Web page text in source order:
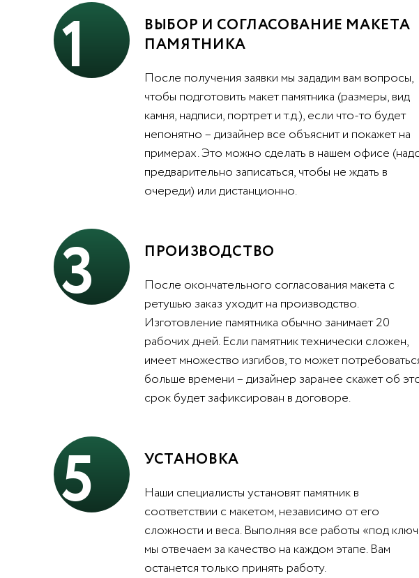
1
ВЫБОР И СОГЛАСОВАНИЕ МАКЕТА
ПАМЯТНИКА
После получения заявки мы зададим вам вопросы,
чтобы подготовить макет памятника (размеры, вид
камня, надписи, портрет и т.д.), если что-то будет
непонятно – дизайнер все объяснит и покажет на
примерах. Это можно сделать в нашем офисе
предварительно записаться, чтобы не ждать в
очереди) или дистанционно.
3 ПРОИЗВОДСТВО
После окончательного согласования макета с
ретушью заказ уходит на производство.
Изготовление памятника обычно занимает 20
рабочих дней. Если памятник технически сложен,
имеет множество изгибов, то может
больше времени – дизайнер заранее скажет об
срок будет зафиксирован в договоре.
5 УСТАНОВКА
Наши специалисты установят памятник в
соответствии с макетом, независимо от его
сложности и веса. Выполняя все работы «под
мы отвечаем за качество на каждом этапе. Вам
останется только принять работу.